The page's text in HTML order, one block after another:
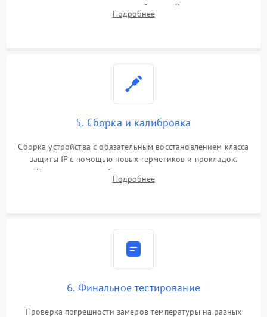
контроллеров на материнской плате. Восстановление
разъемов и кнопок, замена поврежденных элементов
Подробнее
5. Сборка и калибровка
Сборка устройства с обязательным восстановлением класса
защиты IP с помощью новых герметиков и прокладок.
Программная калибровка матрицы по эталонному
абсолютно черному телу для точного измерения температур.
Подробнее
6. Финальное тестирование
Проверка погрешности замеров температуры на разных